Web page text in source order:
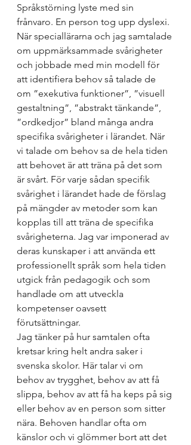
Språkstörning lyste med sin
frånvaro. En person tog upp dyslexi.
När speciallärarna och jag samtalade
om uppmärksammade svårigheter
och jobbade med min modell för
att identifiera behov så talade de
om ”exekutiva funktioner”, ”visuell
gestaltning”, ”abstrakt tänkande”,
”ordkedjor” bland många andra
specifika svårigheter i lärandet. När
vi talade om behov sa de hela tiden
att behovet är att träna på det som
är svårt. För varje sådan specifik
svårighet i lärandet hade de förslag
på mängder av metoder som kan
kopplas till att träna de specifika
svårigheterna. Jag var imponerad av
deras kunskaper i att använda ett
professionellt språk som hela tiden
utgick från pedagogik och som
handlade om att utveckla
kompetenser oavsett
förutsättningar.
Jag tänker på hur samtalen ofta
kretsar kring helt andra saker i
svenska skolor. Här talar vi om
behov av trygghet, behov av att få
slippa, behov av att få ha keps på sig
eller behov av en person som sitter
nära. Behoven handlar ofta om
känslor och vi glömmer bort att det